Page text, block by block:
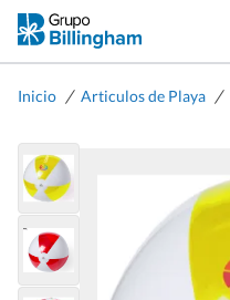
Inicio / Articulos de Playa /